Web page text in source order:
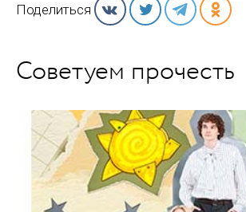
Поделиться
Советуем прочесть